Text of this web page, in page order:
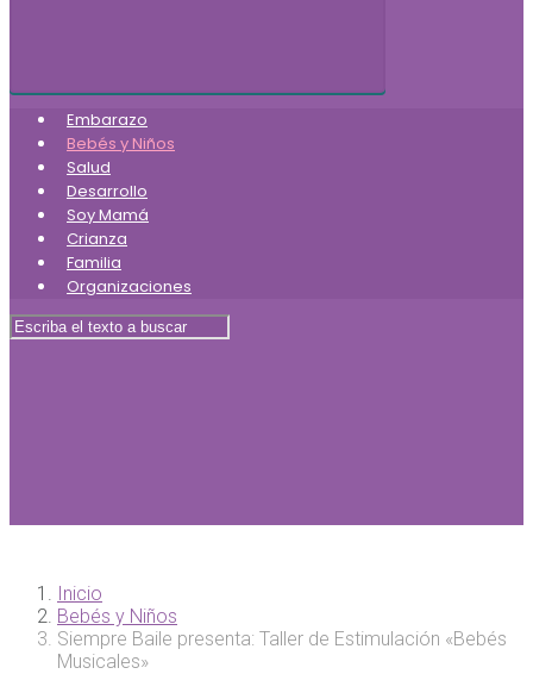
Embarazo
Bebés y Niños
Salud
Desarrollo
Soy Mamá
Crianza
Familia
Organizaciones
Inicio
Bebés y Niños
Siempre Baile presenta: Taller de Estimulación «Bebés
Musicales»